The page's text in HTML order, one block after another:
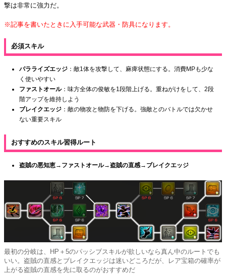
撃は非常に強力だ。
※記事を書いたときに入手可能な武器・防具になります。
必須スキル
パラライズエッジ ：敵1体を攻撃して、麻痺状態にする。消費MPも少な
く使いやすい
ファストオール：味方全体の俊敏を1段階上げる。重ねがけをして、2段
階アップを維持しよう
ブレイクエッジ ：敵の物攻と物防を下げる。強敵とのバトルでは欠かせ
ない重要スキル
おすすめのスキル習得ルート
盗賊の悪知恵→ファストオール→盗賊の直感→ブレイクエッジ
最初の分岐は、HP＋5のパッシブスキルが欲しいなら真ん中のルートでも
いい。盗賊の直感とブレイクエッジは迷いどころだが、レア宝箱の確率が
上がる盗賊の直感を先に取るのがおすすめだ